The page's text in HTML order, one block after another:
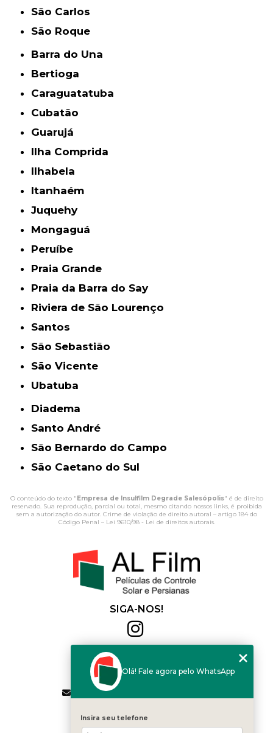
São Carlos
São Roque
Barra do Una
Bertioga
Caraguatatuba
Cubatão
Guarujá
Ilha Comprida
Ilhabela
Itanhaém
Juquehy
Mongaguá
Peruíbe
Praia Grande
Praia da Barra do Say
Riviera de São Lourenço
Santos
São Sebastião
São Vicente
Ubatuba
Diadema
Santo André
São Bernardo do Campo
São Caetano do Sul
O conteúdo do texto "Empresa de Insulfilm Degrade Salesópolis" é de direito
reservado. Sua reprodução, parcial ou total, mesmo citando nossos links, é proibida
sem a autorização do autor. Crime de violação de direito autoral – artigo 184 do
Código Penal – Lei 9610/98 - Lei de direitos autorais.
SIGA-NOS!
(11) 2564-4684
(11) 94168-2041
contato.vendas@alfilm.com.br
MENU
HOME
Olá! Fale agora pelo WhatsApp
Insira seu telefone